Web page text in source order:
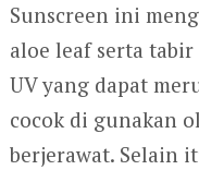
Sunscreen ini
aloe leaf serta
UV yang dapat
cocok di gunakan
berjerawat. Selain